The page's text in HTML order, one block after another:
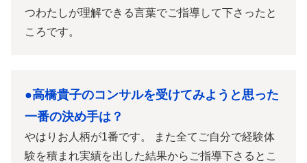
つわたしが理解できる言葉でご指導して下さったと
ころです。
●高橋貴子のコンサルを受けてみようと思った
一番の決め手は？
やはりお人柄が1番です。 また全てご自分で経験体
験を積まれ実績を出した結果からご指導下さるとこ